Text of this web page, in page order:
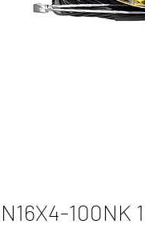
100NK